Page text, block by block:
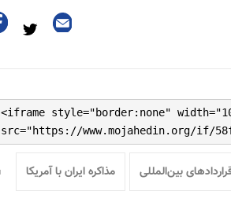
<iframe style="border:none"
src="https://www.mojahedin.org/if/
بین‌المللی مذاکره ایران با آمریکا